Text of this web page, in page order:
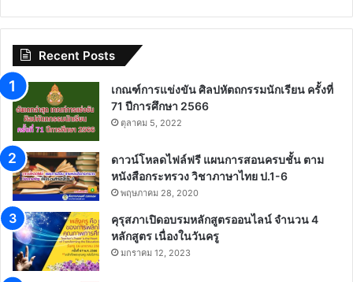
Recent Posts
เกณฑ์การแข่งขัน ศิลปหัตถกรรมนักเรียน ครั้งที่
71 ปีการศึกษา 2566
ตุลาคม 5, 2022
ดาวน์โหลดไฟล์ฟรี แผนการสอนครบชั้น ตาม
หนังสือกระทรวง วิชาภาษาไทย ป.1-6
พฤษภาคม 28, 2020
คุรุสภาเปิดอบรมหลักสูตรออนไลน์ จำนวน 4
หลักสูตร เนื่องในวันครู
มกราคม 12, 2023